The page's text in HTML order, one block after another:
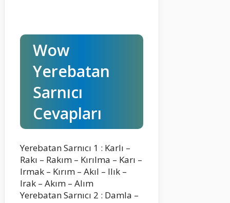
Wow
Yerebatan
Sarnıcı
Cevapları
Yerebatan Sarnıcı 1 : Karlı –
Rakı – Rakım – Kırılma – Karı –
Irmak – Kırım – Akıl – Ilık –
Irak – Akım – Alım
Yerebatan Sarnıcı 2 : Damla –